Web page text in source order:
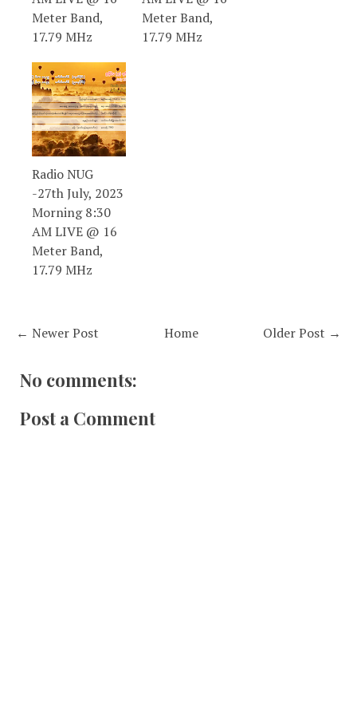
Meter Band,
17.79 MHz
Meter Band,
17.79 MHz
Radio NUG
-27th July, 2023
Morning 8:30
AM LIVE @ 16
Meter Band,
17.79 MHz
← Newer Post Older Post →
Home
No comments:
Post a Comment